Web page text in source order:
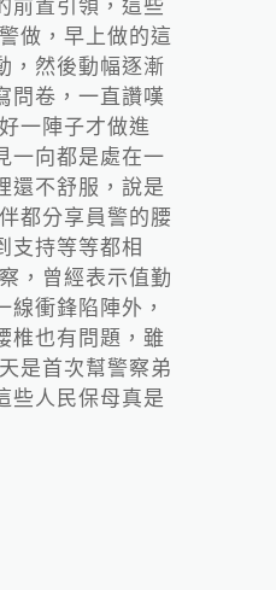
前置引領，這些
做，早上做的這
，然後動幅逐漸
問卷，一直讚嘆
一陣子才做進
一向都是處在一
還不舒服，說是
都分享員警的腰
支持等等都相
，曾經表示值勤
衝鋒陷陣外，
椎也有問題，雖
是首次幫警察弟
些人民保母真是